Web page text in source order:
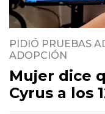
PIDIÓ PRUEBAS
ADOPCIÓN
Mujer dice
Cyrus a los